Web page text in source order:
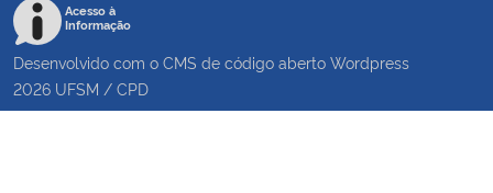
Acesso à
Informação
Desenvolvido com o CMS de código aberto Wordpress
2026 UFSM / CPD